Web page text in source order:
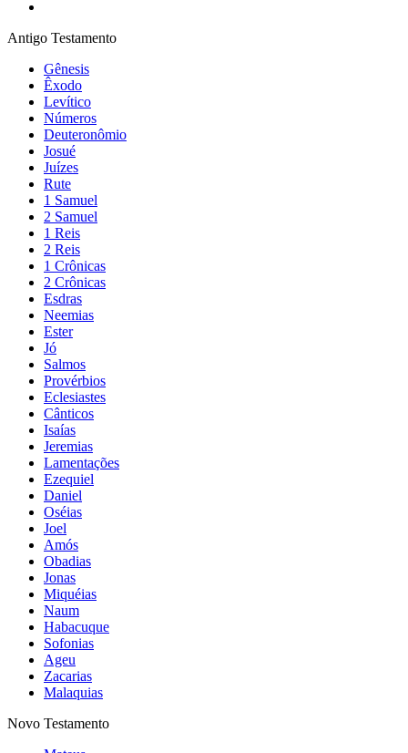
Antigo Testamento
Gênesis
Êxodo
Levítico
Números
Deuteronômio
Josué
Juízes
Rute
1 Samuel
2 Samuel
1 Reis
2 Reis
1 Crônicas
2 Crônicas
Esdras
Neemias
Ester
Jó
Salmos
Provérbios
Eclesiastes
Cânticos
Isaías
Jeremias
Lamentações
Ezequiel
Daniel
Oséias
Joel
Amós
Obadias
Jonas
Miquéias
Naum
Habacuque
Sofonias
Ageu
Zacarias
Malaquias
Novo Testamento